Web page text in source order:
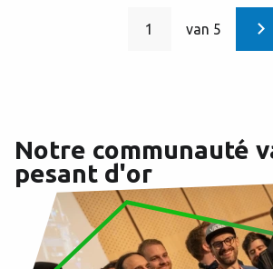
1 van 5
Notre communauté
pesant d'or